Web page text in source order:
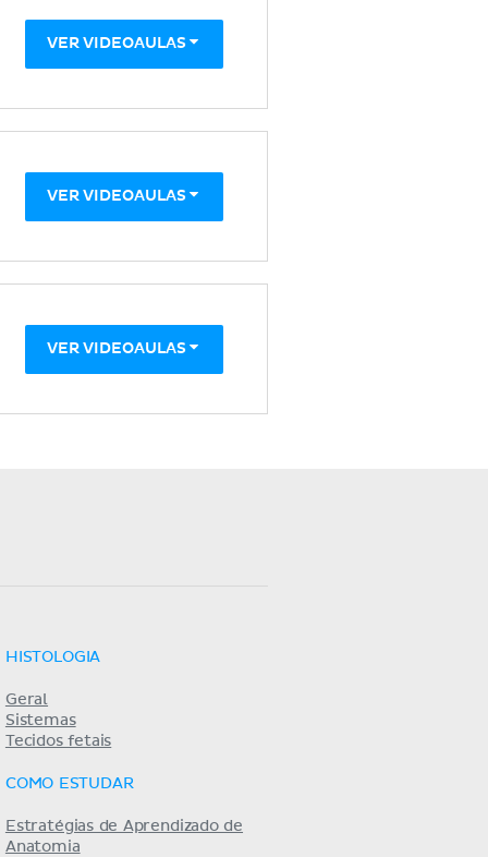
VER VIDEOAULAS
VER VIDEOAULAS
VER VIDEOAULAS
HISTOLOGIA
Geral
Sistemas
Tecidos fetais
COMO ESTUDAR
Estratégias de Aprendizado de
Anatomia